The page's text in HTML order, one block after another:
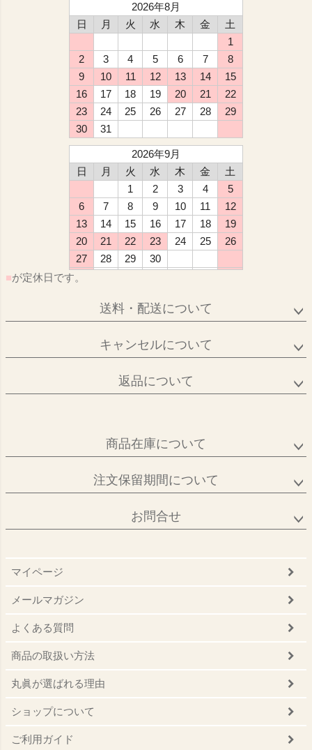
2026年8月
日
月 火 水 木 金
土
1
2
3 4 5 6 7
8
9
10 11 12 13 14
15
16
17 18 19 20 21
22
23
24 25 26 27 28
29
30
31
2026年9月
日
月 火 水 木 金
土
1
2 3 4
5
6
7 8 9 10 11
12
13
14 15 16 17 18
19
20
21 22 23 24 25
26
27
28 29
30
■が定休日です。
送料・配送について
キャンセルについて
返品について
商品在庫について
注文保留期間について
お問合せ
マイページ
メールマガジン
よくある質問
商品の取扱い方法
丸眞が選ばれる理由
ショップについて
ご利用ガイド